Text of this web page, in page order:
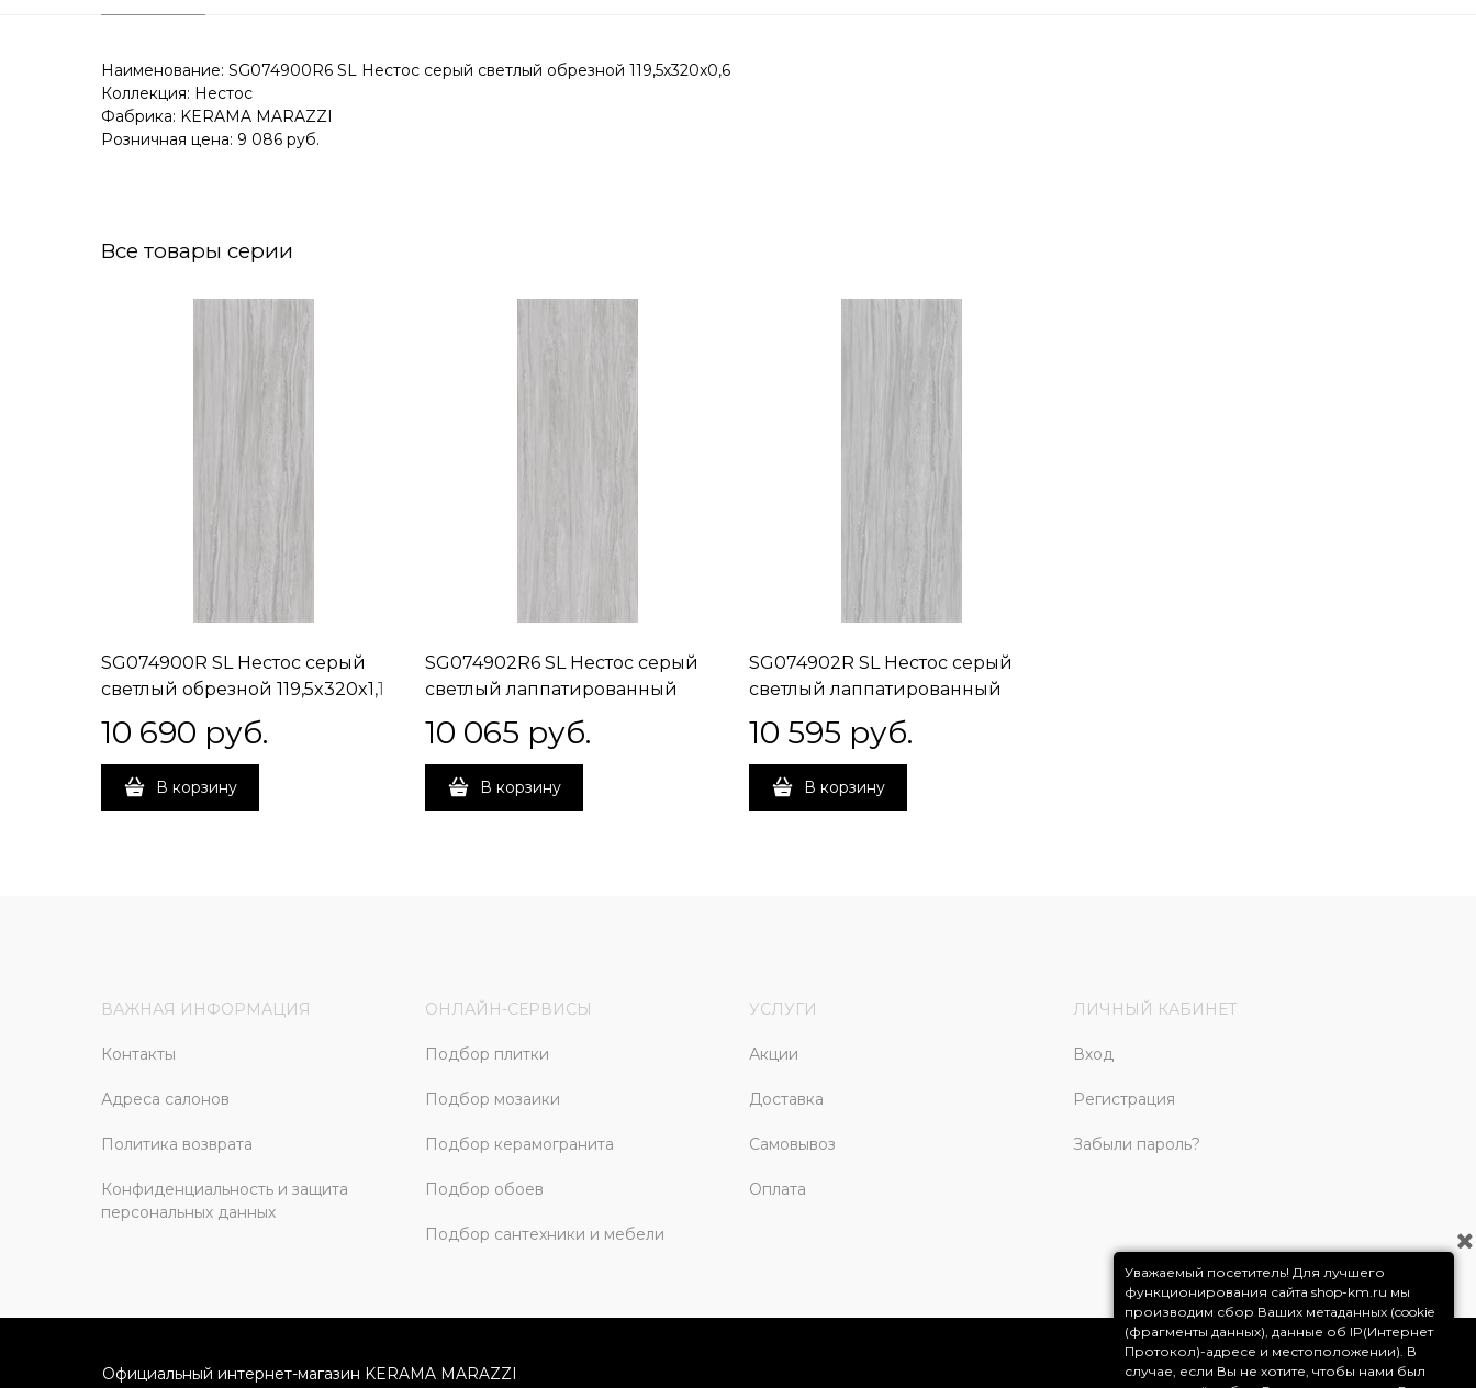
Наименование: SG074900R6 SL Нестос серый светлый обрезной 119,5x320x0,6
Коллекция: Нестос
Фабрика: KERAMA MARAZZI
Розничная цена: 9 086 руб.
Все товары серии
SG074900R SL Нестос серый
светлый обрезной 119,5x320x1,1
10 690 руб.
В корзину
SG074902R6 SL Нестос серый
светлый лаппатированный
обрезной 119,5x320x0,6
10 065 руб.
В корзину
SG074902R SL Нестос серый
светлый лаппатированный
обрезной 119,5x320x1,1
10 595 руб.
В корзину
ВАЖНАЯ ИНФОРМАЦИЯ
Контакты
Адреса салонов
Политика возврата
Конфиденциальность и защита
персональных данных
ОНЛАЙН-СЕРВИСЫ
Подбор плитки
Подбор мозаики
Подбор керамогранита
Подбор обоев
Подбор сантехники и мебели
УСЛУГИ
Акции
Доставка
Самовывоз
Оплата
ЛИЧНЫЙ КАБИНЕТ
Вход
Регистрация
Забыли пароль?
Официальный интернет-магазин KERAMA MARAZZI
Уважаемый посетитель! Для лучшего
функционирования сайта shop-km.ru мы
производим сбор Ваших метаданных (cookie
(фрагменты данных), данные об IP(Интернет
Протокол)-адресе и местоположении). В
случае, если Вы не хотите, чтобы нами был